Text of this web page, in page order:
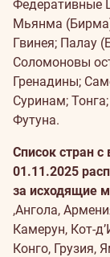
Федеративные
Мьянма
Гвинея; Палау
Соломоновы
Гренадины;
Суринам;
Футуна.
Список стран
01.11.2025
за исходящие
,Ангола,
Камерун, Кот-
Конго, Грузия,